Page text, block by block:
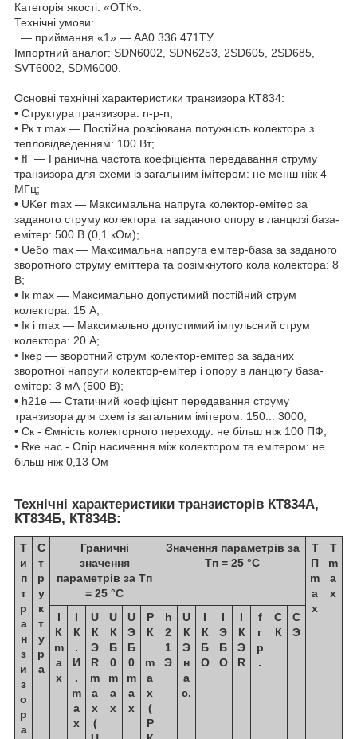
Категорія якості: «ОТК».
Технічні умови:
— приймання «1» — АА0.336.471ТУ.
Імпортний аналог: SDN6002, SDN6253, 2SD605, 2SD685,
SVT6002, SDM6000.
Основні технічні характеристики транзизора КТ834:
• Структура транзизора: n-p-n;
• Рк т max — Постійна розсіювана потужність колектора з
тепловідведенням: 100 Вт;
• fГ — Гранична частота коефіцієнта передавання струму
транзизора для схеми із загальним імітером: не менш ніж 4
МГц;
• UKer max — Максимальна напруга колектор-емітер за
заданого струму колектора та заданого опору в ланцюзі база-
емітер: 500 В (0,1 кОм);
• Uебо max — Максимальна напруга емітер-база за заданого
зворотного струму еміттера та розімкнутого кола колектора: 8
В;
• Iк max — Максимально допустимий постійний струм
колектора: 15 А;
• Iк і max — Максимально допустимий імпульсний струм
колектора: 20 А;
• Iкер — зворотний струм колектор-емітер за заданих
зворотної напруги колектор-емітер і опору в ланцюгу база-
емітер: 3 мА (500 В);
• h21е — Статичний коефіцієнт передавання струму
транзизора для схем із загальним імітером: 150... 3000;
• Ск - Ємність колекторного переходу: не більш ніж 100 ПФ;
• Rке нас - Опір насичення між колектором та емітером: не
більш ніж 0,13 Ом
Технічні характеристики транзисторів КТ834А,
КТ834Б, КТ834В:
Т
и
п
т
р
а
н
з
и
з
о
р
а
С
т
р
у
к
т
у
р
а
Граничні
значення
параметрів за Тп
= 25 °C
Значення параметрів за
Тп = 25 °C
T
П
m
a
x
Т
m
a
x
I
К
m
a
x
I
К
.
И
.
m
a
x
U
К
Э
R
m
a
x
(
U
К
Б
0
m
a
x
U
Э
Б
0
m
a
x
Р
К
m
a
x
(
Р
h
2
1
Э
U
К
Э
н
а
с.
I
К
Б
О
I
Э
Б
О
I
К
Э
R
f
г
p
.
С
К
С
Э